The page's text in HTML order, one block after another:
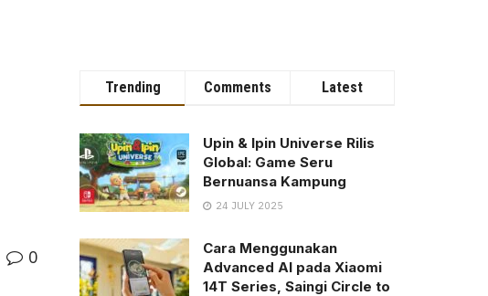
0
Trending Comments Latest
Upin & Ipin Universe Rilis
Global: Game Seru
Bernuansa Kampung
24 JULY 2025
Cara Menggunakan
Advanced AI pada Xiaomi
14T Series, Saingi Circle to